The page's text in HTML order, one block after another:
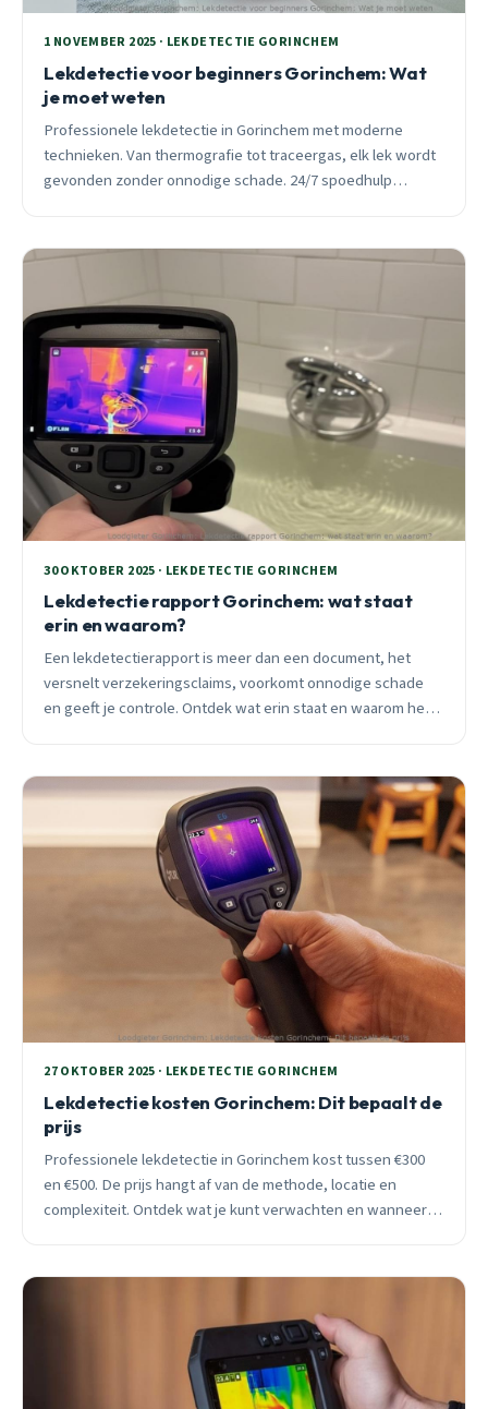
1 NOVEMBER 2025 · LEKDETECTIE GORINCHEM
Lekdetectie voor beginners Gorinchem: Wat
je moet weten
Professionele lekdetectie in Gorinchem met moderne
technieken. Van thermografie tot traceergas, elk lek wordt
gevonden zonder onnodige schade. 24/7 spoedhulp
30 OKTOBER 2025 · LEKDETECTIE GORINCHEM
Lekdetectie rapport Gorinchem: wat staat
erin en waarom?
Een lekdetectierapport is meer dan een document, het
versnelt verzekeringsclaims, voorkomt onnodige schade
en geeft je controle. Ontdek wat erin staat en waarom het
27 OKTOBER 2025 · LEKDETECTIE GORINCHEM
Lekdetectie kosten Gorinchem: Dit bepaalt de
prijs
Professionele lekdetectie in Gorinchem kost tussen €300
en €500. De prijs hangt af van de methode, locatie en
complexiteit. Ontdek wat je kunt verwachten en wanneer je